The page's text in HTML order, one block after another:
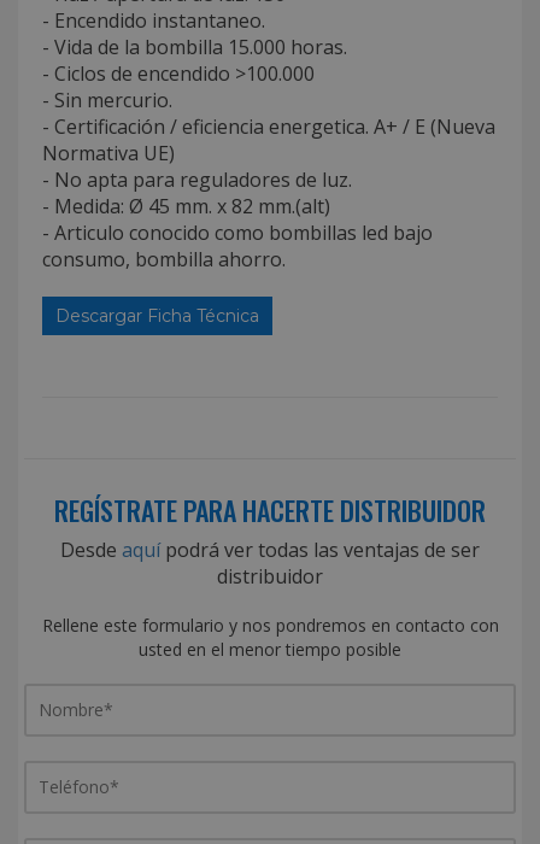
- Encendido instantaneo.
- Vida de la bombilla 15.000 horas.
- Ciclos de encendido >100.000
- Sin mercurio.
- Certificación / eficiencia energetica. A+ / E (Nueva
Normativa UE)
- No apta para reguladores de luz.
- Medida: Ø 45 mm. x 82 mm.(alt)
- Articulo conocido como bombillas led bajo
consumo, bombilla ahorro.
Descargar Ficha Técnica
REGÍSTRATE PARA HACERTE DISTRIBUIDOR
Desde aquípodrá ver todas las ventajas de ser
distribuidor
Rellene este formulario y nos pondremos en contacto con
usted en el menor tiempo posible